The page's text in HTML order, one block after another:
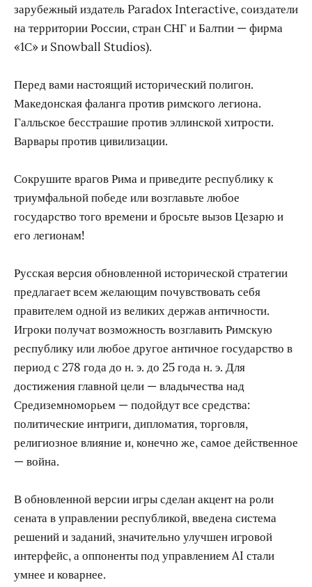
зарубежный издатель Paradox Interactive, соиздатели
на территории России, стран СНГ и Балтии — фирма
«1С» и Snowball Studios).
Перед вами настоящий исторический полигон.
Македонская фаланга против римского легиона.
Галльское бесстрашие против эллинской хитрости.
Варвары против цивилизации.
Сокрушите врагов Рима и приведите республику к
триумфальной победе или возглавьте любое
государство того времени и бросьте вызов Цезарю и
его легионам!
Русская версия обновленной исторической стратегии
предлагает всем желающим почувствовать себя
правителем одной из великих держав античности.
Игроки получат возможность возглавить Римскую
республику или любое другое античное государство в
период с 278 года до н. э. до 25 года н. э. Для
достижения главной цели — владычества над
Средиземноморьем — подойдут все средства:
политические интриги, дипломатия, торговля,
религиозное влияние и, конечно же, самое действенное
— война.
В обновленной версии игры сделан акцент на роли
сената в управлении республикой, введена система
решений и заданий, значительно улучшен игровой
интерфейс, а оппоненты под управлением AI стали
умнее и коварнее.